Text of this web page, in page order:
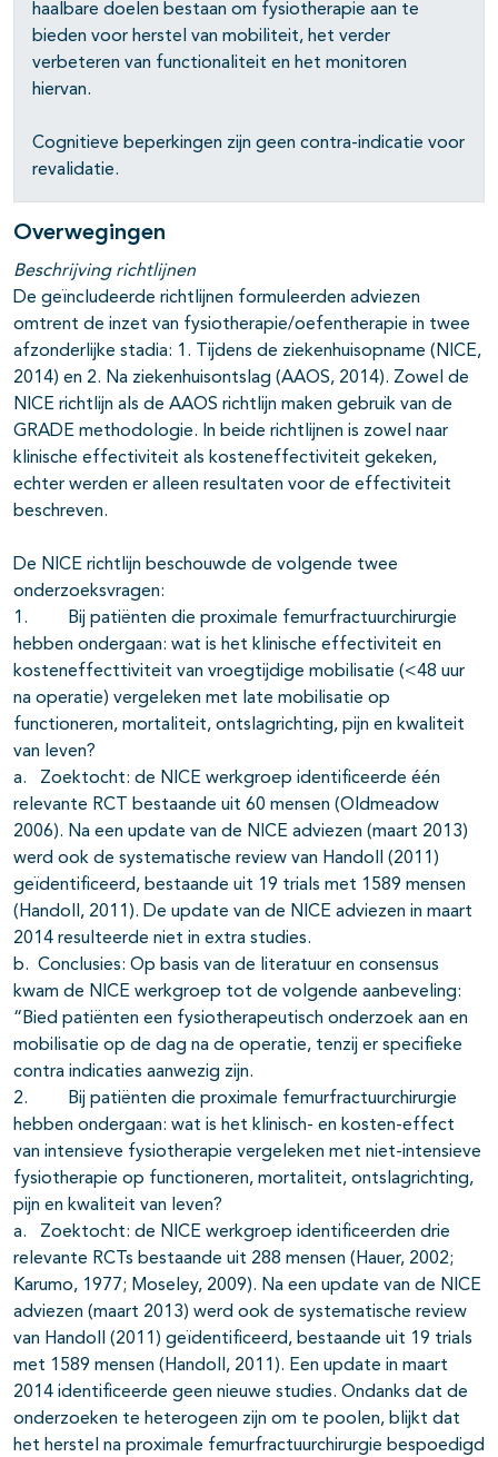
open- en dichtklappen
haalbare doelen bestaan om fysiotherapie aan te
bieden voor herstel van mobiliteit, het verder
verbeteren van functionaliteit en het monitoren
hiervan.
Cognitieve beperkingen zijn geen contra-indicatie voor
revalidatie.
Overwegingen
Beschrijving richtlijnen
De geïncludeerde richtlijnen formuleerden adviezen
omtrent de inzet van fysiotherapie/oefentherapie in twee
afzonderlijke stadia: 1. Tijdens de ziekenhuisopname (NICE,
2014) en 2. Na ziekenhuisontslag (AAOS, 2014). Zowel de
NICE richtlijn als de AAOS richtlijn maken gebruik van de
GRADE methodologie. In beide richtlijnen is zowel naar
klinische effectiviteit als kosteneffectiviteit gekeken,
echter werden er alleen resultaten voor de effectiviteit
beschreven.
De NICE richtlijn beschouwde de volgende twee
onderzoeksvragen:
1. Bij patiënten die proximale femurfractuurchirurgie
hebben ondergaan: wat is het klinische effectiviteit en
kosteneffecttiviteit van vroegtijdige mobilisatie (<48 uur
na operatie) vergeleken met late mobilisatie op
functioneren, mortaliteit, ontslagrichting, pijn en kwaliteit
van leven?
a. Zoektocht: de NICE werkgroep identificeerde één
relevante RCT bestaande uit 60 mensen (Oldmeadow
2006). Na een update van de NICE adviezen (maart 2013)
werd ook de systematische review van Handoll (2011)
geïdentificeerd, bestaande uit 19 trials met 1589 mensen
(Handoll, 2011). De update van de NICE adviezen in maart
2014 resulteerde niet in extra studies.
b. Conclusies: Op basis van de literatuur en consensus
kwam de NICE werkgroep tot de volgende aanbeveling:
“Bied patiënten een fysiotherapeutisch onderzoek aan en
mobilisatie op de dag na de operatie, tenzij er specifieke
contra indicaties aanwezig zijn.
2. Bij patiënten die proximale femurfractuurchirurgie
hebben ondergaan: wat is het klinisch- en kosten-effect
van intensieve fysiotherapie vergeleken met niet-intensieve
fysiotherapie op functioneren, mortaliteit, ontslagrichting,
pijn en kwaliteit van leven?
a. Zoektocht: de NICE werkgroep identificeerden drie
relevante RCTs bestaande uit 288 mensen (Hauer, 2002;
Karumo, 1977; Moseley, 2009). Na een update van de NICE
adviezen (maart 2013) werd ook de systematische review
van Handoll (2011) geïdentificeerd, bestaande uit 19 trials
met 1589 mensen (Handoll, 2011). Een update in maart
2014 identificeerde geen nieuwe studies. Ondanks dat de
onderzoeken te heterogeen zijn om te poolen, blijkt dat
het herstel na proximale femurfractuurchirurgie bespoedigd